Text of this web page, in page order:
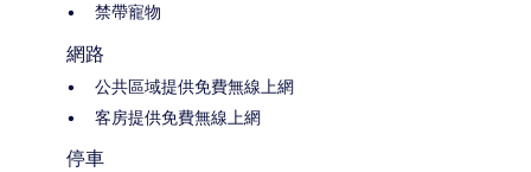
禁帶寵物
網路
公共區域提供免費無線上網
客房提供免費無線上網
停車